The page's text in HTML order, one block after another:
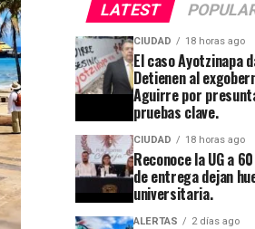
LATEST
CIUDAD 18 horas ago
El caso Ayotzinapa
Detienen al
Aguirre por
pruebas clave.
CIUDAD 18 horas ago
Reconoce la UG a
de entrega dejan
universitaria.
ALERTAS 2 días ago